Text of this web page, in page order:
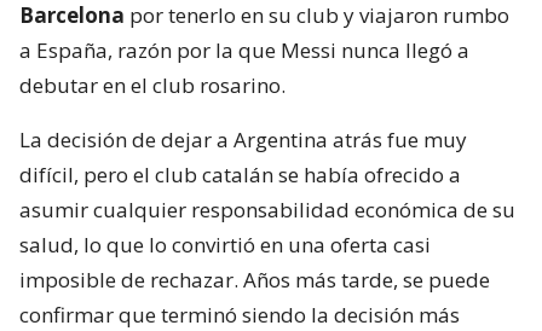
Barcelona por tenerlo en su club y viajaron rumbo
a España, razón por la que Messi nunca llegó a
debutar en el club rosarino.
La decisión de dejar a Argentina atrás fue muy
difícil, pero el club catalán se había ofrecido a
asumir cualquier responsabilidad económica de su
salud, lo que lo convirtió en una oferta casi
imposible de rechazar. Años más tarde, se puede
confirmar que terminó siendo la decisión más